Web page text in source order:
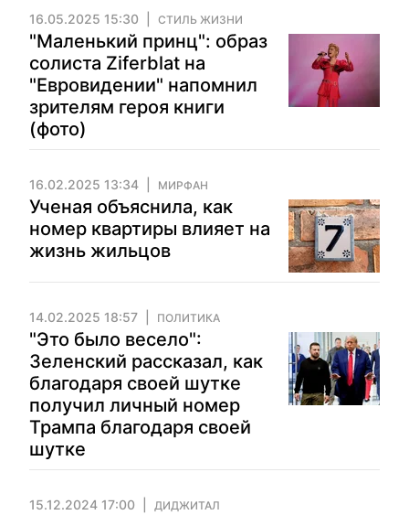
16.05.2025 15:30 СТИЛЬ ЖИЗНИ
"Маленький принц": образ
солиста Ziferblat на
"Евровидении" напомнил
зрителям героя книги
(фото)
16.02.2025 13:34 МИРФАН
Ученая объяснила, как
номер квартиры влияет на
жизнь жильцов
14.02.2025 18:57 ПОЛИТИКА
"Это было весело":
Зеленский рассказал, как
благодаря своей шутке
получил личный номер
Трампа благодаря своей
шутке
15.12.2024 17:00 ДИДЖИТАЛ